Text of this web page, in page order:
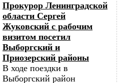
Прокурор Ленинградской
области Сергей
Жуковский с рабочим
визитом посетил
Выборгский и
Приозерский районы
В ходе поездки в
Выборгский район